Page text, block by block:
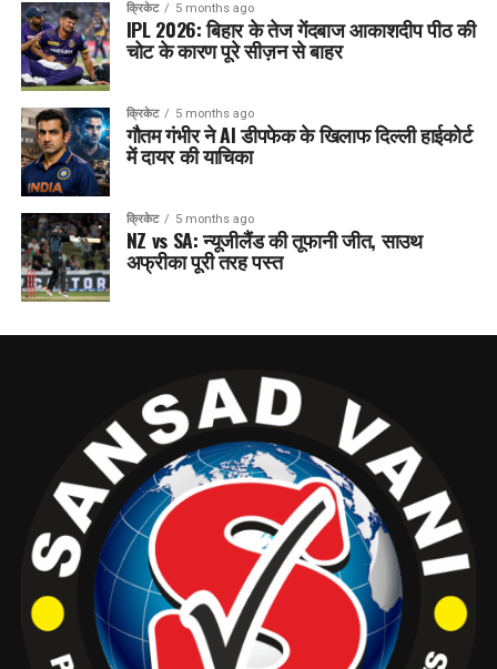
क्रिकेट 5 months ago
IPL 2026: बिहार के तेज गेंदबाज आकाशदीप पीठ की
चोट के कारण पूरे सीज़न से बाहर
क्रिकेट 5 months ago
गौतम गंभीर ने AI डीपफेक के खिलाफ दिल्ली हाईकोर्ट
में दायर की याचिका
क्रिकेट 5 months ago
NZ vs SA: न्यूजीलैंड की तूफानी जीत, साउथ
अफ्रीका पूरी तरह पस्त